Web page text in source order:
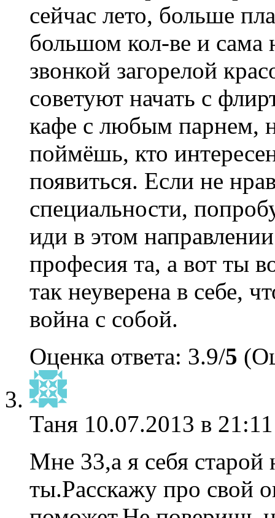
сейчас лето, больше
большом кол-ве и сама
звонкой загорелой
советуют начать с
кафе с любым парнем,
поймёшь, кто
появиться. Если не
специальности,
иди в этом
професия та, а вот ты
так неуверена в себе,
война с собой.
Оценка ответа: 3.9/5
Таня 10.07.2013 в
Мне 33,а я себя
ты.Расскажу про свой